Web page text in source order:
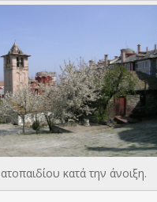
κατά την άνοιξη.